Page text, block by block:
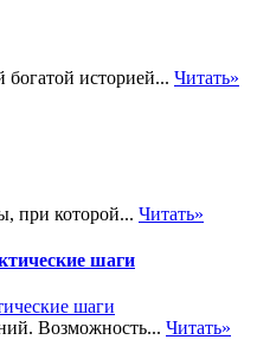
историей... Читать»
при которой... Читать»
шаги
Возможность... Читать»